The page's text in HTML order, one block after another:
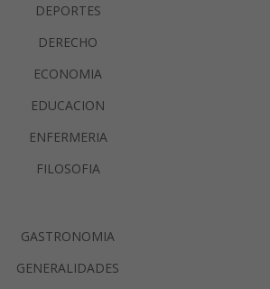
DEPORTES
DERECHO
ECONOMIA
EDUCACION
ENFERMERIA
FILOSOFIA
GASTRONOMIA
GENERALIDADES